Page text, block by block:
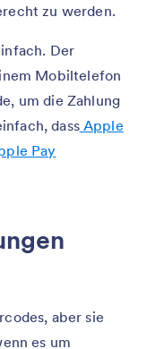
zu werden.
Der
Mobiltelefon
um die Zahlung
dassApple
Pay
aber sie
es um